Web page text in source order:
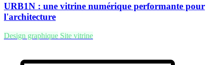
URB1N : une vitrine numérique performante pour
l'architecture
Design graphique Site vitrine